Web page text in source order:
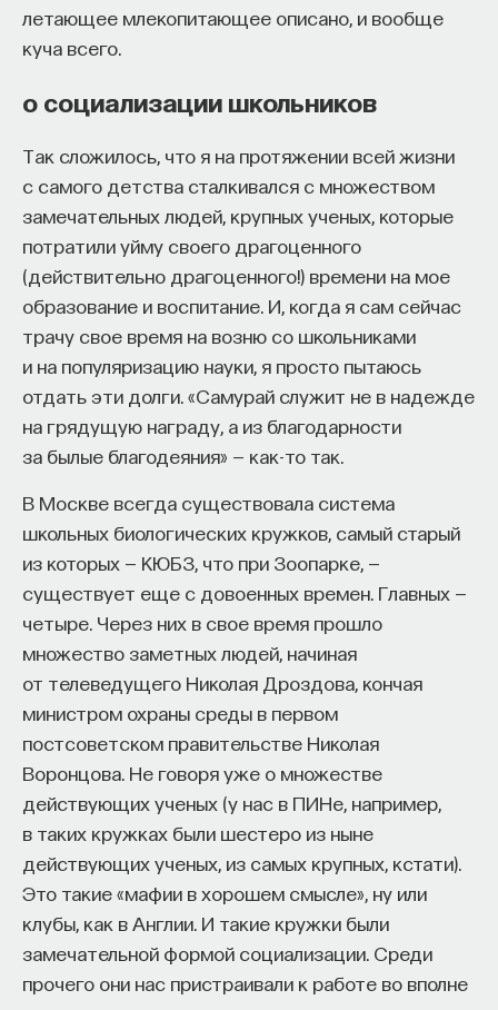
летающее млекопитающее описано, и вообще
куча всего.
о социализации школьников
Так сложилось, что я на протяжении всей жизни
с самого детства сталкивался с множеством
замечательных людей, крупных ученых, которые
потратили уйму своего драгоценного
(действительно драгоценного!) времени на мое
образование и воспитание. И, когда я сам сейчас
трачу свое время на возню со школьниками
и на популяризацию науки, я просто пытаюсь
отдать эти долги. «Самурай служит не в надежде
на грядущую награду, а из благодарности
за былые благодеяния» — как-то так.
В Москве всегда существовала система
школьных биологических кружков, самый старый
из которых — КЮБЗ, что при Зоопарке, —
существует еще с довоенных времен. Главных —
четыре. Через них в свое время прошло
множество заметных людей, начиная
от телеведущего Николая Дроздова, кончая
министром охраны среды в первом
постсоветском правительстве Николая
Воронцова. Не говоря уже о множестве
действующих ученых (у нас в ПИНе, например,
в таких кружках были шестеро из ныне
действующих ученых, из самых крупных, кстати).
Это такие «мафии в хорошем смысле», ну или
клубы, как в Англии. И такие кружки были
замечательной формой социализации. Среди
прочего они нас пристраивали к работе во вполне